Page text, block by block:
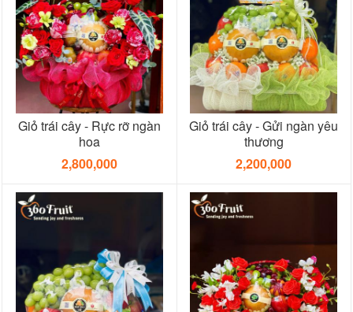
Giỏ trái cây - Rực rỡ ngàn
hoa
2,800,000
Giỏ trái cây - Gửi ngàn yêu
thương
2,200,000